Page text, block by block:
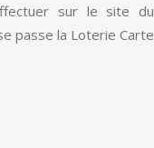
sur le site du
passe la Loterie Carte